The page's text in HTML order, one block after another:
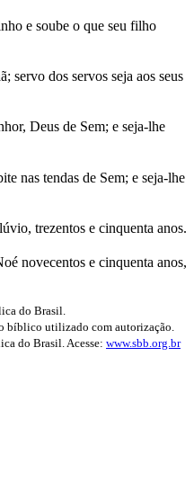
e soube o que seu filho
servo dos servos seja aos seus
Deus de Sem; e seja-lhe
nas tendas de Sem; e seja-lhe
trezentos e cinquenta anos.
novecentos e cinquenta anos,
do Brasil.
bíblico utilizado com autorização.
do Brasil. Acesse: www.sbb.org.br